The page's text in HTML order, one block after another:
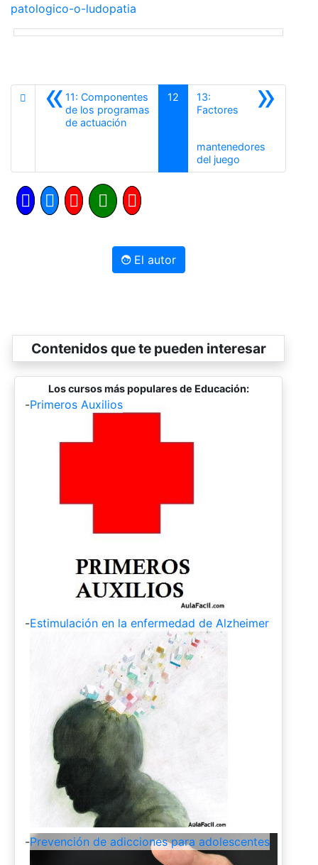
patologico-o-ludopatia
«11: Componentes
de los programas
de actuaciónAnterior
12 »
13:
Factores
mantenedores
del juego
El autor
Contenidos que te pueden interesar
Los cursos más populares de Educación:
-Primeros Auxilios
-Estimulación en la enfermedad de Alzheimer
-Prevención de adicciones para adolescentes